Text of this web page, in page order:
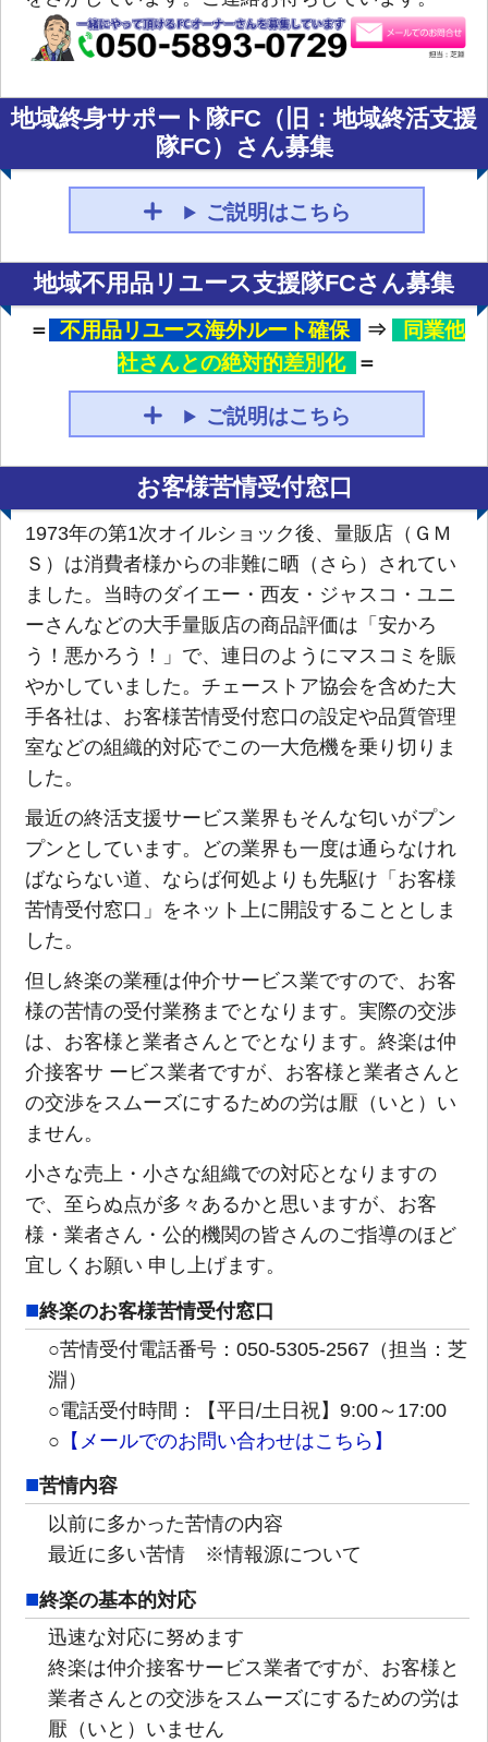
地域終身サポート隊FC（旧：地域終活支援
隊FC）さん募集
ご説明はこちら
地域不用品リユース支援隊FCさん募集
＝ 不用品リユース海外ルート確保 ⇒
同業他
社さんとの絶対的差別化
＝
ご説明はこちら
お客様苦情受付窓口
1973年の第1次オイルショック後、量販店（ＧＭ
Ｓ）は消費者様からの非難に晒（さら）されてい
ました。当時のダイエー・西友・ジャスコ・ユニ
ーさんなどの大手量販店の商品評価は「安かろ
う！悪かろう！」で、連日のようにマスコミを賑
やかしていました。チェーストア協会を含めた大
手各社は、お客様苦情受付窓口の設定や品質管理
室などの組織的対応でこの一大危機を乗り切りま
した。
最近の終活支援サービス業界もそんな匂いがプン
プンとしています。どの業界も一度は通らなけれ
ばならない道、ならば何処よりも先駆け「お客様
苦情受付窓口」をネット上に開設することとしま
した。
但し終楽の業種は仲介サービス業ですので、お客
様の苦情の受付業務までとなります。実際の交渉
は、お客様と業者さんとでとなります。終楽は仲
介接客サ ービス業者ですが、お客様と業者さんと
の交渉をスムーズにするための労は厭（いと）い
ません。
小さな売上・小さな組織での対応となりますの
で、至らぬ点が多々あるかと思いますが、お客
様・業者さん・公的機関の皆さんのご指導のほど
宜しくお願い 申し上げます。
終楽のお客様苦情受付窓口
○苦情受付電話番号：050-5305-2567（担当：芝
淵）
○電話受付時間：【平日/土日祝】9:00～17:00
○ 【メールでのお問い合わせはこちら】
苦情内容
以前に多かった苦情の内容
最近に多い苦情 ※情報源について
終楽の基本的対応
迅速な対応に努めます
終楽は仲介接客サービス業者ですが、お客様と
業者さんとの交渉をスムーズにするための労は
厭（いと）いません